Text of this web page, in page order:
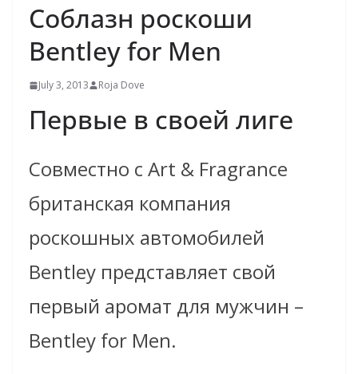
Соблазн роскоши
Bentley for Men
July 3, 2013 Roja Dove
Первые в своей лиге
Совместно с Art & Fragrance
британская компания
роскошных автомобилей
Bentley представляет свой
первый аромат для мужчин –
Bentley for Men.